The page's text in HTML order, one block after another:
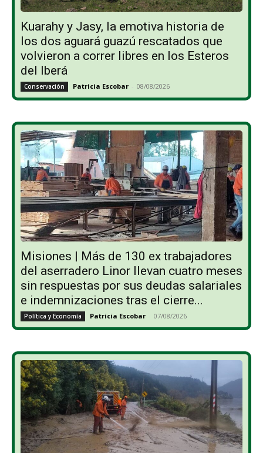
Kuarahy y Jasy, la emotiva historia de
los dos aguará guazú rescatados que
volvieron a correr libres en los Esteros
del Iberá
Conservación Patricia Escobar - 08/08/2026
Misiones | Más de 130 ex trabajadores
del aserradero Linor llevan cuatro meses
sin respuestas por sus deudas salariales
e indemnizaciones tras el cierre...
Política y Economía Patricia Escobar - 07/08/2026